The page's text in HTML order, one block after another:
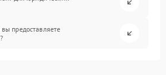
предоставляете